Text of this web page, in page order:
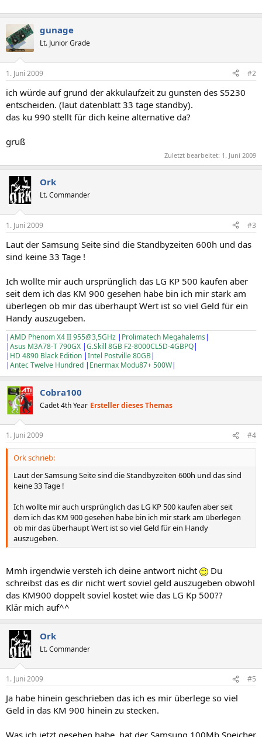
gunage
Lt. Junior Grade
1. Juni 2009 #2
ich würde auf grund der akkulaufzeit zu gunsten des S5230
entscheiden. (laut datenblatt 33 tage standby).
das ku 990 stellt für dich keine alternative da?
gruß
Zuletzt bearbeitet: 1. Juni 2009
Ork
Lt. Commander
1. Juni 2009 #3
Laut der Samsung Seite sind die Standbyzeiten 600h und das
sind keine 33 Tage !
Ich wollte mir auch ursprünglich das LG KP 500 kaufen aber
seit dem ich das KM 900 gesehen habe bin ich mir stark am
überlegen ob mir das überhaupt Wert ist so viel Geld für ein
Handy auszugeben.
|AMD Phenom X4 II 955@3,5GHz | Prolimatech Megahalems|
|Asus M3A78-T 790GX |G.Skill 8GB F2-8000CL5D-4GBPQ|
| HD 4890 Black Edition |Intel Postville 80GB|
|Antec Twelve Hundred | Enermax Modu87+ 500W|
Cobra100
Cadet 4th Year Ersteller dieses Themas
1. Juni 2009 #4
Ork schrieb:
Laut der Samsung Seite sind die Standbyzeiten 600h und das sind
keine 33 Tage !
Ich wollte mir auch ursprünglich das LG KP 500 kaufen aber seit
dem ich das KM 900 gesehen habe bin ich mir stark am überlegen
ob mir das überhaupt Wert ist so viel Geld für ein Handy
auszugeben.
Mmh irgendwie versteh ich deine antwort nicht
Du
schreibst das es dir nicht wert soviel geld auszugeben obwohl
das KM900 doppelt soviel kostet wie das LG Kp 500??
Klär mich auf^^
Ork
Lt. Commander
1. Juni 2009 #5
Ja habe hinein geschrieben das ich es mir überlege so viel
Geld in das KM 900 hinein zu stecken.